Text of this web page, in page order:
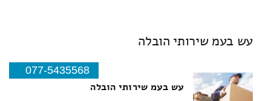
עש בעמ שירותי הובלה
077-5435568
עש בעמ שירותי הובלה